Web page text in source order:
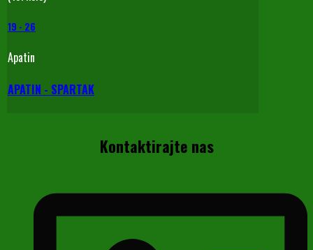
19 - 26
Apatin
APATIN - SPARTAK
Kontaktirajte nas